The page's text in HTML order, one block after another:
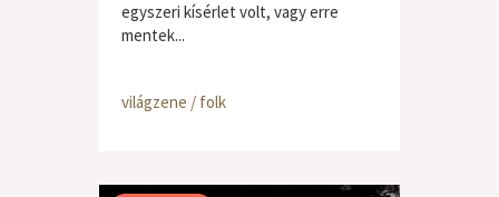
egyszeri kísérlet volt, vagy erre
mentek...
világzene / folk